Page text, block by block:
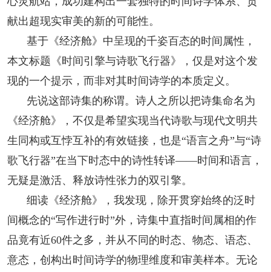
献出超现实审美的新的可能性。
基于《经济舱》中呈现的千姿百态的时间属性，
本文标题《时间引擎与诗歌飞行器》，仅是对这个发
现的一个提示，而非对其时间诗学的本质定义。
先说这部诗集的称谓。诗人之所以把诗集命名为
《经济舱》，不仅是希望实现当代诗歌与现代文明共
生同构或互悖互补的有效链接，也是“语言之舟”与“诗
歌飞行器”在当下时态中的诗性转译——时间和语言，
无疑是激活、释放诗性张力的双引擎。
细读《经济舱》，我发现，除开贯穿始终的泛时
间概念的“写作进行时”外，诗集中直指时间属相的作
品竟有近60件之多，并从不同的时态、物态、语态、
意态，创构出时间诗学的物理维度和审美样本。无论